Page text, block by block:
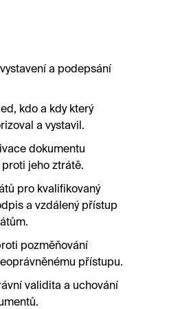
a podepsání
kdo a kdy který
a vystavil.
dokumentu
jeho ztrátě.
pro kvalifikovaný
a vzdálený přístup
pozměňování
přístupu.
validita a uchování